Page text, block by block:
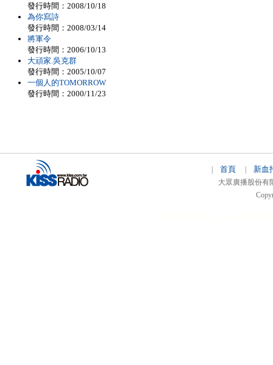
發行時間：2008/10/18
為你寫詩
發行時間：2008/03/14
將軍令
發行時間：2006/10/13
大頑家.吳克群
發行時間：2005/10/07
一個人的TOMORROW
發行時間：2000/11/23
首頁 新血
大眾廣播股份有